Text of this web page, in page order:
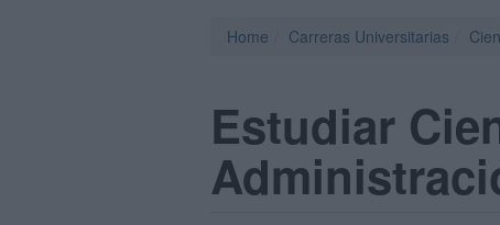
Home Carreras Universitarias
Estudiar